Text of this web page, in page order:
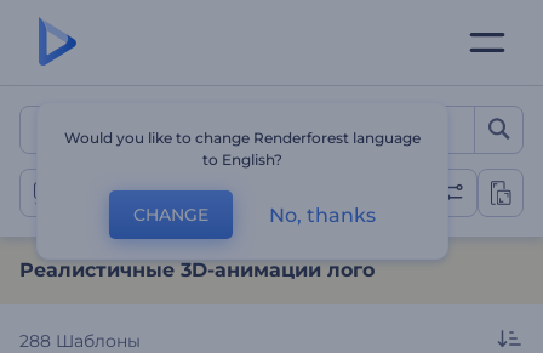
Реалистичные 3D-
Анимация лого: 3D-эффект
Реалистичные 3D-анимации лого
288 Шаблоны
Would you like to change Renderforest language
to English?
CHANGE No, thanks